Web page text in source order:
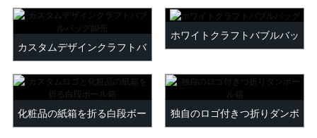
Maltese
Burmese
Persian
Samoan
ーラーバッグ... エクスプレスメーリングリス
トバッグ
カスタムデザインクラフトバ
ブルバッグ卸売
ホワイトクラフトバブルバッ
化粧品の紙箱を折る白段ボー 独自のロゴ付きつ折りダンボ